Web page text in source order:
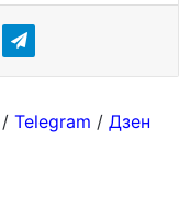
/ Telegram / Дзен